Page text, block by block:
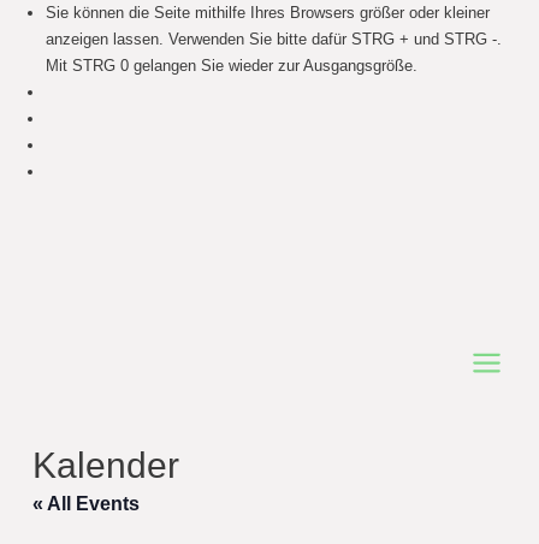
Sie können die Seite mithilfe Ihres Browsers größer oder kleiner
anzeigen lassen. Verwenden Sie bitte dafür STRG + und STRG -.
Mit STRG 0 gelangen Sie wieder zur Ausgangsgröße.
Main
Kalender
« All Events